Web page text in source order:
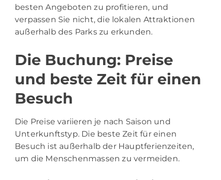
besten Angeboten zu profitieren, und
verpassen Sie nicht, die lokalen Attraktionen
außerhalb des Parks zu erkunden.
Die Buchung: Preise
und beste Zeit für einen
Besuch
Die Preise variieren je nach Saison und
Unterkunftstyp. Die beste Zeit für einen
Besuch ist außerhalb der Hauptferienzeiten,
um die Menschenmassen zu vermeiden.